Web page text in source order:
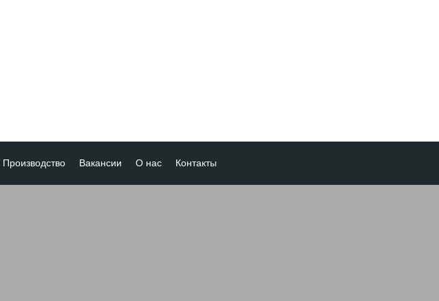
Производство Вакансии О нас Контакты